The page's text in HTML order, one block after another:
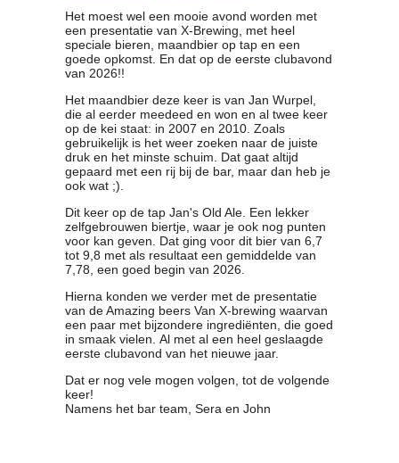
Het moest wel een mooie avond worden met
een presentatie van X-Brewing, met heel
speciale bieren, maandbier op tap en een
goede opkomst. En dat op de eerste clubavond
van 2026!!
Het maandbier deze keer is van Jan Wurpel,
die al eerder meedeed en won en al twee keer
op de kei staat: in 2007 en 2010. Zoals
gebruikelijk is het weer zoeken naar de juiste
druk en het minste schuim. Dat gaat altijd
gepaard met een rij bij de bar, maar dan heb je
ook wat ;).
Dit keer op de tap Jan's Old Ale. Een lekker
zelfgebrouwen biertje, waar je ook nog punten
voor kan geven. Dat ging voor dit bier van 6,7
tot 9,8 met als resultaat een gemiddelde van
7,78, een goed begin van 2026.
Hierna konden we verder met de presentatie
van de Amazing beers Van X-brewing waarvan
een paar met bijzondere ingrediënten, die goed
in smaak vielen. Al met al een heel geslaagde
eerste clubavond van het nieuwe jaar.
Dat er nog vele mogen volgen, tot de volgende
keer!
Namens het bar team, Sera en John
Home
Vereniging
Clubkalender
Informatie
Bestuur
- Historie
Reglementen
Privacyverklaring
Polderbok
Wedstrijduitslagen
Prijzen
- Keurmeesters
- Professioneel
- Biersommeliers
Recepten